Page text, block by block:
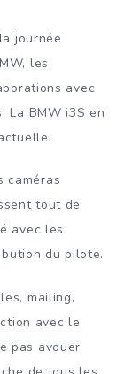
journée
les
avec
La BMW i3S en
caméras
tout de
avec les
du pilote.
mailing,
avec le
pas avouer